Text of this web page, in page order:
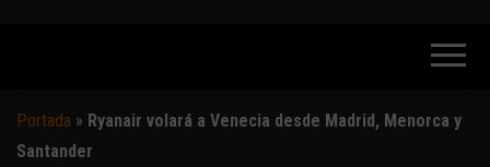
Portada » Ryanair volará a Venecia desde Madrid, Menorca y
Santander